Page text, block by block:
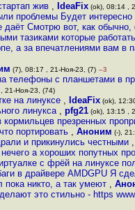
жив , IdeaFix (ok), 08:14 ,
проблемы Будет интересно
даёт Смотрю вот, как обычно,
тазиками которые
а за впечатлениями вам в
(7), 08:17 , 21-Ноя-23, (7) –3
телефоны с планшетами в
21-Ноя-23, (74)
на линуксе , IdeaFix (ok),
линукса , pfg21 (ok), 13:15 ,
презренных
портировать , Аноним (-),
и прикинулись честными ,
а хороших попутных
с фрёй на линуксе
в драйвере AMDGPU Я
никто, а так умеют ,
это стильно - https